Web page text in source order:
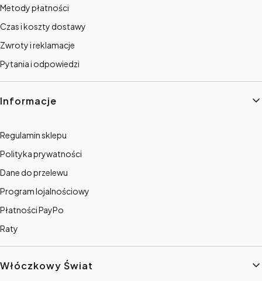
Metody płatności
Czas i koszty dostawy
Zwroty i reklamacje
Pytania i odpowiedzi
Informacje
Regulamin sklepu
Polityka prywatności
Dane do przelewu
Program lojalnościowy
Płatności PayPo
Raty
Włóczkowy Świat